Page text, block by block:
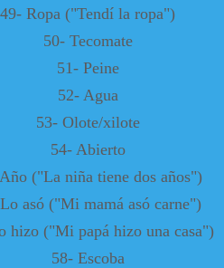
49- Ropa ("Tendí la ropa")
50- Tecomate
51- Peine
52- Agua
53- Olote/xilote
54- Abierto
("La niña tiene dos años")
asó ("Mi mamá asó carne")
hizo ("Mi papá hizo una casa")
58- Escoba